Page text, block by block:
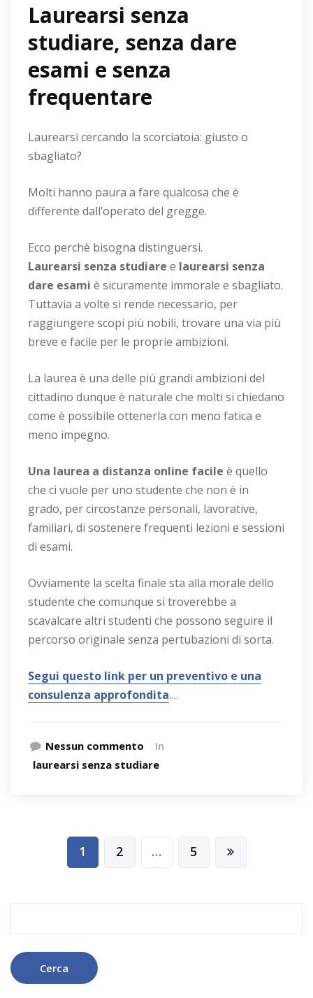
Laurearsi senza
studiare, senza dare
esami e senza
frequentare
Laurearsi cercando la scorciatoia: giusto o
sbagliato?
Molti hanno paura a fare qualcosa che è
differente dall’operato del gregge.
Ecco perchè bisogna distinguersi.
Laurearsi senza studiare e laurearsi senza
dare esami è sicuramente immorale e sbagliato.
Tuttavia a volte si rende necessario, per
raggiungere scopi più nobili, trovare una via più
breve e facile per le proprie ambizioni.
La laurea è una delle più grandi ambizioni del
cittadino dunque è naturale che molti si chiedano
come è possibile ottenerla con meno fatica e
meno impegno.
Una laurea a distanza online facile è quello
che ci vuole per uno studente che non è in
grado, per circostanze personali, lavorative,
familiari, di sostenere frequenti lezioni e sessioni
di esami.
Ovviamente la scelta finale sta alla morale dello
studente che comunque si troverebbe a
scavalcare altri studenti che possono seguire il
percorso originale senza pertubazioni di sorta.
Segui questo link per un preventivo e una
consulenza approfondita.…
Nessun commento
In
laurearsi senza studiare
Navigazione
articoli
1 2 … 5